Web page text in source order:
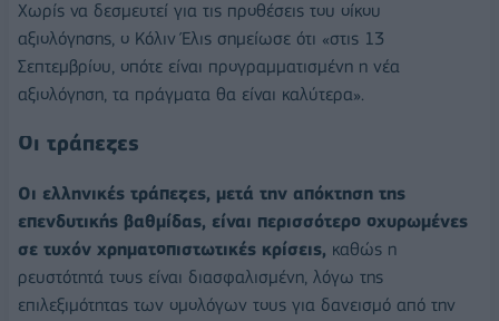
Χωρίς να δεσμευτεί για τις προθέσεις του οίκου
αξιολόγησης, ο Κόλιν Έλις σημείωσε ότι «στις 13
Σεπτεμβρίου, οπότε είναι προγραμματισμένη η νέα
αξιολόγηση, τα πράγματα θα είναι καλύτερα».
Οι τράπεζες
Οι ελληνικές τράπεζες, μετά την απόκτηση της
επενδυτικής βαθμίδας, είναι περισσότερο οχυρωμένες
σε τυχόν χρηματοπιστωτικές κρίσεις, καθώς η
ρευστότητά τους είναι διασφαλισμένη, λόγω της
επιλεξιμότητας των ομολόγων τους για δανεισμό από την